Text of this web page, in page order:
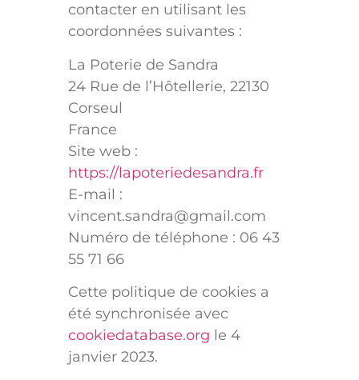
contacter en utilisant les
coordonnées suivantes :
La Poterie de Sandra
24 Rue de l’Hôtellerie, 22130
Corseul
France
Site web :
https://lapoteriedesandra.fr
E-mail :
vincent.sandra@gmail.com
Numéro de téléphone : 06 43
55 71 66
Cette politique de cookies a
été synchronisée avec
cookiedatabase.org le 4
janvier 2023.